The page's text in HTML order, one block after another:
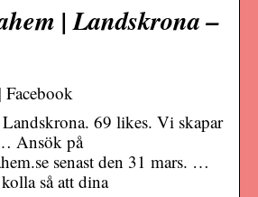
| Landskrona –
69 likes. Vi skapar
Ansök på
senast den 31 mars. …
så att dina